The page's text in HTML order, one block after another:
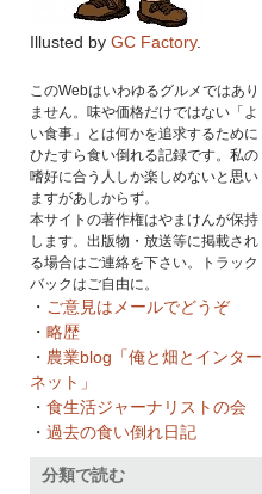
Illusted by GC Factory.
このWebはいわゆるグルメではあり
ません。味や価格だけではない「よ
い食事」とは何かを追求するために
ひたすら食い倒れる記録です。私の
嗜好に合う人しか楽しめないと思い
ますがあしからず。
本サイトの著作権はやまけんが保持
します。出版物・放送等に掲載され
る場合はご連絡を下さい。トラック
バックはご自由に。
・ ご意見はメールでどうぞ
・ 略歴
・ 農業blog「俺と畑とインター
ネット」
・ 食生活ジャーナリストの会
・ 過去の食い倒れ日記
分類で読む